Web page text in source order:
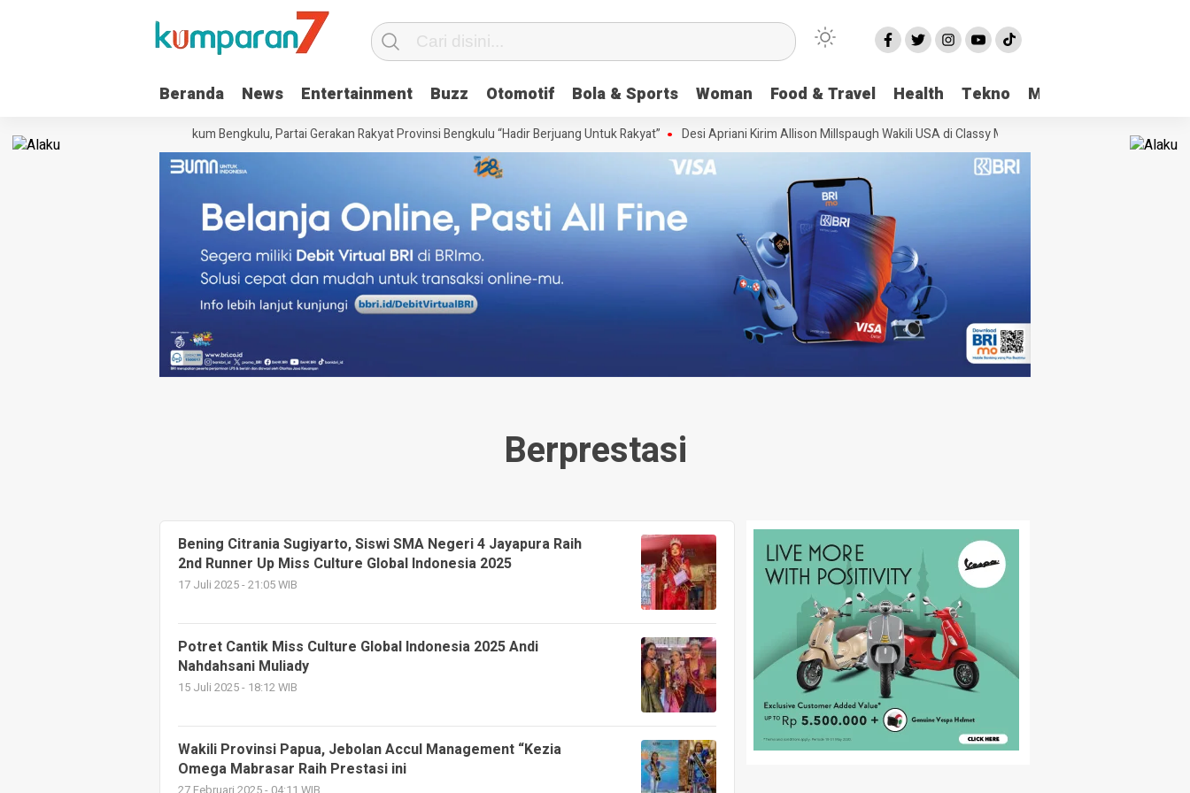
Beranda News Entertainment Buzz Otomotif Bola & Sports Woman Food & Travel Health Tekno More
Terima SKT dari Kanwil Kemenkum Bengkulu, Partai Gerakan Rakyat Provinsi Bengkulu “Hadir Berjuang Untuk Rakyat” Desi Apriani Kirim Allison Millspaugh Wakili USA di Classy Model International Viral Kasus
Berprestasi
Bening Citrania Sugiyarto, Siswi SMA Negeri 4 Jayapura Raih
2nd Runner Up Miss Culture Global Indonesia 2025
17 Juli 2025 - 21:05 WIB
Potret Cantik Miss Culture Global Indonesia 2025 Andi
Nahdahsani Muliady
15 Juli 2025 - 18:12 WIB
Wakili Provinsi Papua, Jebolan Accul Management “Kezia
Omega Mabrasar Raih Prestasi ini